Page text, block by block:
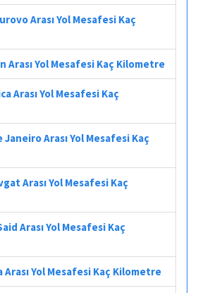
Arası Yol Mesafesi Kaç
Arası Yol Mesafesi Kaç Kilometre
Arası Yol Mesafesi Kaç
Arası Yol Mesafesi Kaç
Arası Yol Mesafesi Kaç
Arası Yol Mesafesi Kaç
Yol Mesafesi Kaç Kilometre